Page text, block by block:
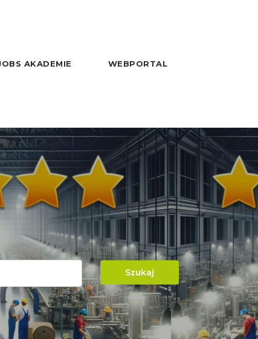
AKADEMIE WEBPORTAL
Szukaj